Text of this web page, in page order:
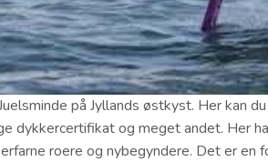
på Jyllands østkyst. Her kan
dykkercertifikat og meget andet. Her
roere og nybegyndere. Det er en